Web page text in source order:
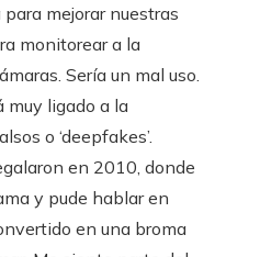
mejorar nuestras
monitorear a la
Sería un mal uso.
muy ligado a la
o ‘deepfakes’.
en 2010, donde
y pude hablar en
en una broma